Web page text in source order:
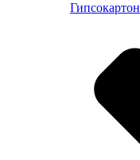
Гипсокартон